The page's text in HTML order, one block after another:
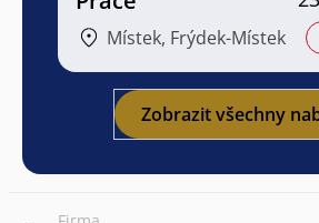
Místek, Frýdek-Místek
Zobrazit všechny